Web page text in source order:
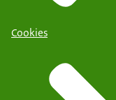
Cookies